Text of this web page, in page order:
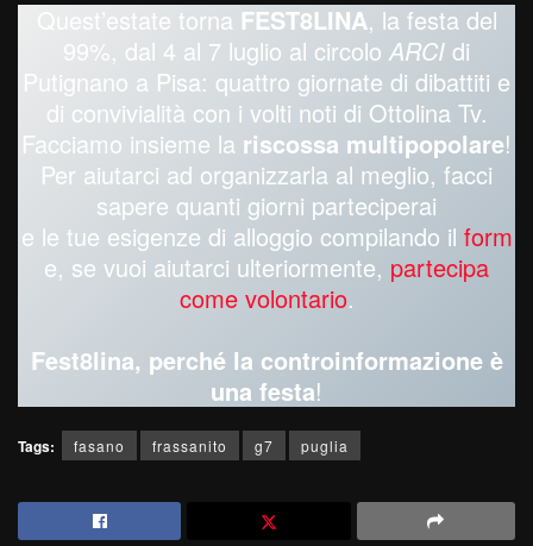
Quest’estate torna FEST8LINA, la festa del
99%, dal 4 al 7 luglio al circolo ARCI di
Putignano a Pisa: quattro giornate di dibattiti e
di convivialità con i volti noti di Ottolina Tv.
Facciamo insieme la riscossa multipopolare!
Per aiutarci ad organizzarla al meglio, facci
sapere quanti giorni parteciperai
e le tue esigenze di alloggio compilando il form
e, se vuoi aiutarci ulteriormente, partecipa
come volontario.
Fest8lina, perché la controinformazione è
una festa!
Tags: fasano frassanito g7 puglia